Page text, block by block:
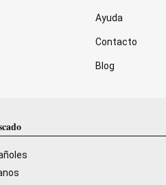
Ayuda
Contacto
Blog